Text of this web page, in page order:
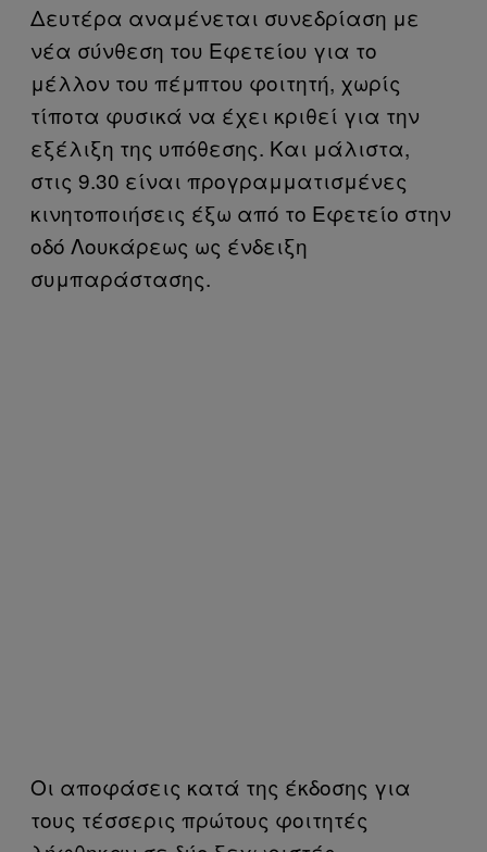
Δευτέρα αναμένεται συνεδρίαση με
νέα σύνθεση του Εφετείου για το
μέλλον του πέμπτου φοιτητή, χωρίς
τίποτα φυσικά να έχει κριθεί για την
εξέλιξη της υπόθεσης. Και μάλιστα,
στις 9.30 είναι προγραμματισμένες
κινητοποιήσεις έξω από το Εφετείο στην
οδό Λουκάρεως ως ένδειξη
συμπαράστασης.
Οι αποφάσεις κατά της έκδοσης για
τους τέσσερις πρώτους φοιτητές